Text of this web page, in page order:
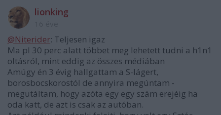
lionking
@Niterider: Teljesen igaz
Ma pl 30 perc alatt többet meg lehetett tudni a h1n1
oltásról, mint eddig az összes médiában
Amúgy én 3 évig hallgattam a S-lágert,
borosbocskorostól de annyira megúntam -
megutáltam, hogy azóta egy egy szám erejéig ha
oda katt, de azt is csak az autóban.